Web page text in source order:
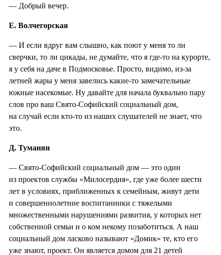
— Добрый вечер.
Е. Волчегорская
— И если вдруг вам слышно, как поют у меня то ли
сверчки, то ли цикады, не думайте, что я где-то на курорте,
я у себя на даче в Подмосковье. Просто, видимо, из-за
летней жары у меня завелись какие-то замечательные
южные насекомые. Ну давайте для начала буквально пару
слов про ваш Свято-Софийский социальный дом,
на случай если кто-то из наших слушателей не знает, что
это.
Д. Туманян
— Свято-Софийский социальный дом — это один
из проектов службы «Милосердия», где уже более шести
лет в условиях, приближенных к семейным, живут дети
и совершеннолетние воспитанники с тяжелыми
множественными нарушениями развития, у которых нет
собственной семьи и о ком некому позаботиться. А наш
социальный дом ласково называют «Домик» те, кто его
уже знают, проект. Он является домом для 21 детей